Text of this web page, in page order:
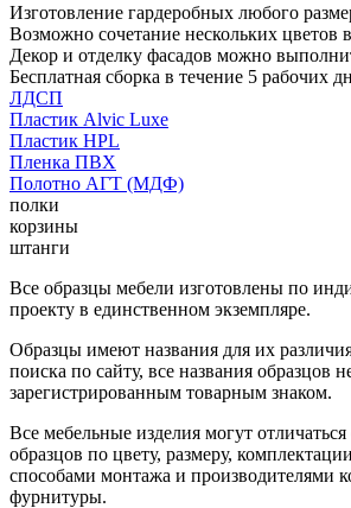
Изготовление гардеробных любого
Возможно сочетание нескольких цветов
Декор и отделку фасадов можно
Бесплатная сборка в течение 5 рабочих
ЛДСП
Пластик Alvic Luxe
Пластик HPL
Пленка ПВХ
Полотно АГТ (МДФ)
полки
корзины
штанги
Все образцы мебели изготовлены по
проекту в единственном экземпляре.
Образцы имеют названия для их
поиска по сайту, все названия образцов
зарегистрированным товарным знаком.
Все мебельные изделия могут
образцов по цвету, размеру,
способами монтажа и производителями
фурнитуры.